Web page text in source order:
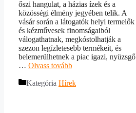
őszi hangulat, a házias ízek és a
közösségi élmény jegyében telik. A
vásár során a látogatók helyi termelők
és kézművesek finomságaiból
válogathatnak, megkóstolhatják a
szezon legízletesebb termékeit, és
belemerülhetnek a piac igazi, nyüzsgő
… Olvass tovább
Kategória Hírek